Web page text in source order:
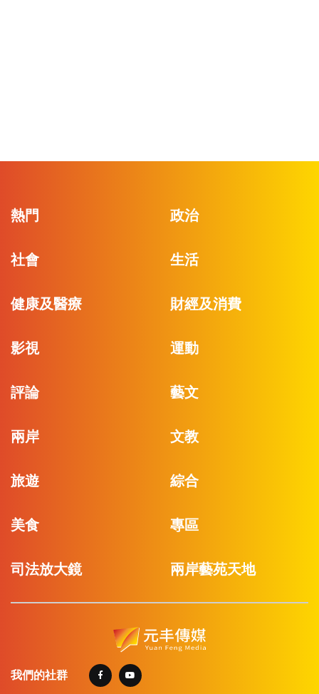
熱門 政治
社會 生活
健康及醫療 財經及消費
影視 運動
評論 藝文
兩岸 文教
旅遊 綜合
美食 專區
司法放大鏡 兩岸藝苑天地
我們的社群